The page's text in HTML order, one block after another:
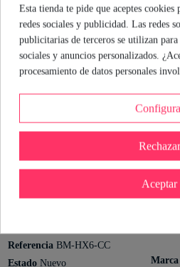
al club de los que no se conforman.
sistema hidráulico hacen que cada
Recuerda: la clave está en la
proceso.
María
Sexóloga de
Marca
Referencia BM-HX6-CC
Estado Nuevo
Esta tienda te pide que aceptes
redes sociales y publicidad. Las redes
publicitarias de terceros se utilizan
sociales y anuncios personalizados.
procesamiento de datos personales
Rechazar
Aceptar